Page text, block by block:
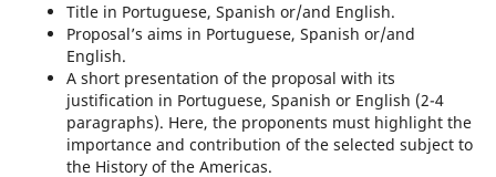
Title in Portuguese, Spanish or/and English.
Proposal’s aims in Portuguese, Spanish or/and
English.
A short presentation of the proposal with its
justification in Portuguese, Spanish or English (2-4
paragraphs). Here, the proponents must highlight the
importance and contribution of the selected subject to
the History of the Americas.